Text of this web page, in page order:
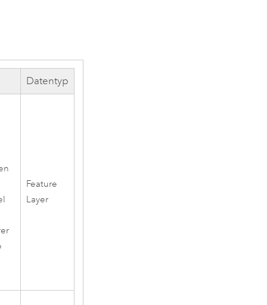
Datentyp
Feature
Layer